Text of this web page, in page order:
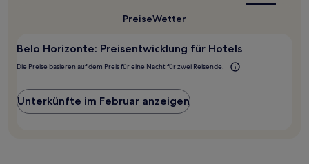
2 Erwachsenen
wurde.
und
Verfügbarkeiten
PreiseWetter
Belo Horizonte: Preisentwicklung für Hotels
Die Preise basieren auf dem Preis für eine Nacht für zwei Reisende.
Unterkünfte im Februar anzeigen